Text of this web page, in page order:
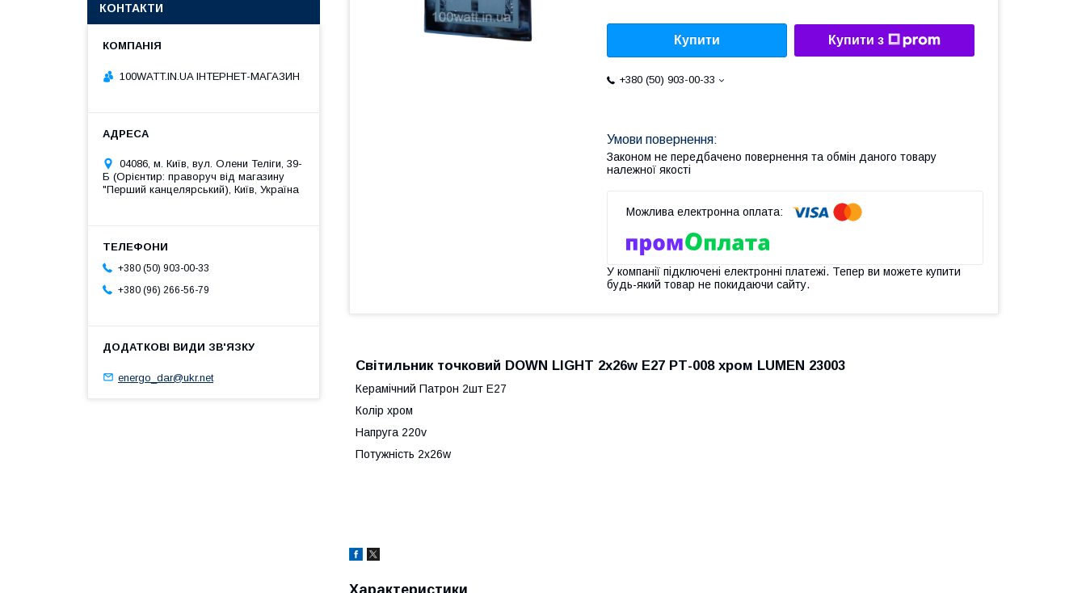
Купити Купити з
+380 (50) 903-00-33
Законом не передбачено повернення та обмін даного товару
належної якості
У компанії підключені електронні платежі. Тепер ви можете купити
будь-який товар не покидаючи сайту.
Світильник точковий DOWN LIGHT 2x26w E27 РТ-008 хром LUMEN 23003
Керамічний Патрон 2шт Е27
Колір хром
Напруга 220v
Потужність 2х26w
КОНТАКТИ
100WATT.IN.UA ІНТЕРНЕТ-МАГАЗИН
04086, м. Київ, вул. Олени Теліги, 39-
Б (Орієнтир: праворуч від магазину
"Перший канцелярський), Київ, Україна
+380 (50) 903-00-33
+380 (96) 266-56-79
energo_dar@ukr.net